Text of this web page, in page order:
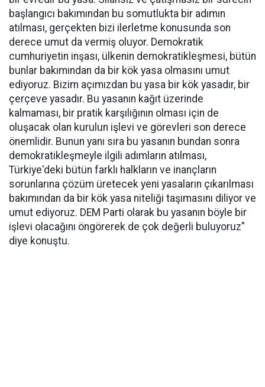
başlangıcı bakımından bu somutlukta bir adımın
atılması, gerçekten bizi ilerletme konusunda son
derece umut da vermiş oluyor. Demokratik
cumhuriyetin inşası, ülkenin demokratikleşmesi, bütün
bunlar bakımından da bir kök yasa olmasını umut
ediyoruz. Bizim açımızdan bu yasa bir kök yasadır, bir
çerçeve yasadır. Bu yasanın kağıt üzerinde
kalmaması, bir pratik karşılığının olması için de
oluşacak olan kurulun işlevi ve görevleri son derece
önemlidir. Bunun yanı sıra bu yasanın bundan sonra
demokratikleşmeyle ilgili adımların atılması,
Türkiye'deki bütün farklı halkların ve inançların
sorunlarına çözüm üretecek yeni yasaların çıkarılması
bakımından da bir kök yasa niteliği taşımasını diliyor ve
umut ediyoruz. DEM Parti olarak bu yasanın böyle bir
işlevi olacağını öngörerek de çok değerli buluyoruz"
diye konuştu.